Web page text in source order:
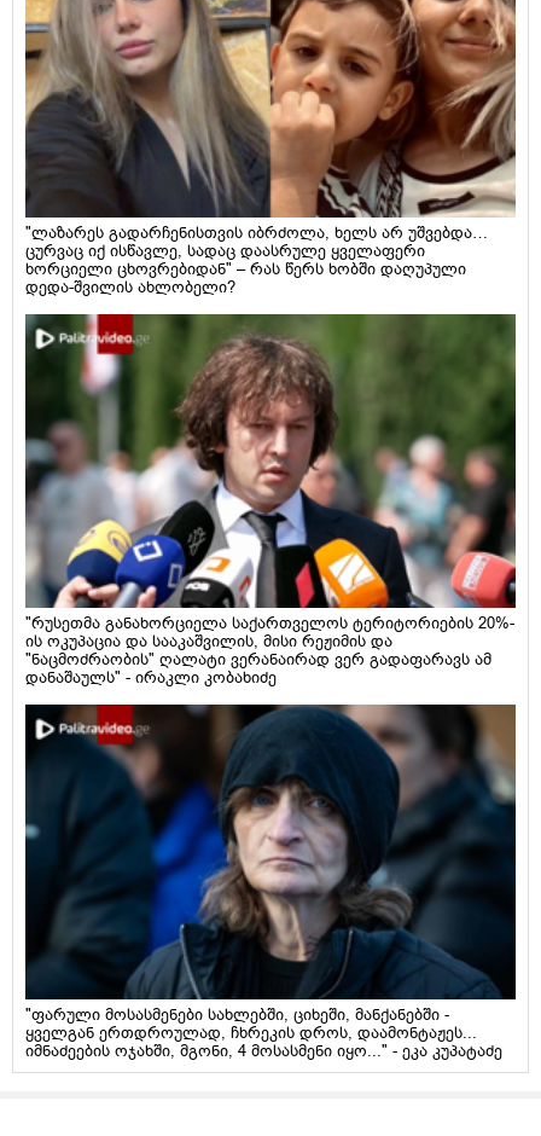
"ლაზარეს გადარჩენისთვის იბრძოლა, ხელს არ უშვებდა…
ცურვაც იქ ისწავლე, სადაც დაასრულე ყველაფერი
ხორციელი ცხოვრებიდან" – რას წერს ხობში დაღუპული
დედა-შვილის ახლობელი?
"რუსეთმა განახორციელა საქართველოს ტერიტორიების 20%-
ის ოკუპაცია და სააკაშვილის, მისი რეჟიმის და
"ნაცმოძრაობის" ღალატი ვერანაირად ვერ გადაფარავს ამ
დანაშაულს" - ირაკლი კობახიძე
"ფარული მოსასმენები სახლებში, ციხეში, მანქანებში -
ყველგან ერთდროულად, ჩხრეკის დროს, დაამონტაჟეს...
იმნაძეების ოჯახში, მგონი, 4 მოსასმენი იყო..." - ეკა კუპატაძე